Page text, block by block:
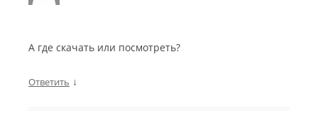
А где скачать или посмотреть?
Ответить ↓